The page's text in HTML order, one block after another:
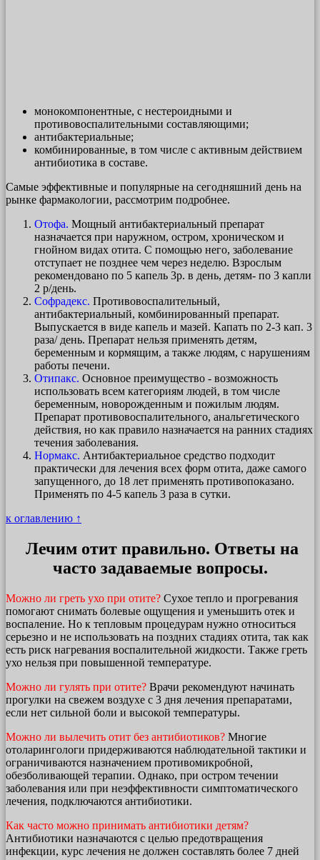
монокомпонентные, с нестероидными и
противовоспалительными составляющими;
антибактериальные;
комбинированные, в том числе с активным действием
антибиотика в составе.
Самые эффективные и популярные на сегодняшний день на
рынке фармакологии, рассмотрим подробнее.
Отофа. Мощный антибактериальный препарат
назначается при наружном, остром, хроническом и
гнойном видах отита. С помощью него, заболевание
отступает не позднее чем через неделю. Взрослым
рекомендовано по 5 капель 3р. в день, детям- по 3 капли
2 р/день.
Софрадекс. Противовоспалительный,
антибактериальный, комбинированный препарат.
Выпускается в виде капель и мазей. Капать по 2-3 кап. 3
раза/ день. Препарат нельзя применять детям,
беременным и кормящим, а также людям, с нарушениям
работы печени.
Отипакс. Основное преимущество - возможность
использовать всем категориям людей, в том числе
беременным, новорожденным и пожилым людям.
Препарат противовоспалительного, анальгетического
действия, но как правило назначается на ранних стадиях
течения заболевания.
Нормакс. Антибактериальное средство подходит
практически для лечения всех форм отита, даже самого
запущенного, до 18 лет применять противопоказано.
Применять по 4-5 капель 3 раза в сутки.
к оглавлению ↑
Лечим отит правильно. Ответы на
часто задаваемые вопросы.
Можно ли греть ухо при отите? Сухое тепло и прогревания
помогают снимать болевые ощущения и уменьшить отек и
воспаление. Но к тепловым процедурам нужно относиться
серьезно и не использовать на поздних стадиях отита, так как
есть риск нагревания воспалительной жидкости. Также греть
ухо нельзя при повышенной температуре.
Можно ли гулять при отите? Врачи рекомендуют начинать
прогулки на свежем воздухе с 3 дня лечения препаратами,
если нет сильной боли и высокой температуры.
Можно ли вылечить отит без антибиотиков? Многие
отоларингологи придерживаются наблюдательной тактики и
ограничиваются назначением противомикробной,
обезболивающей терапии. Однако, при остром течении
заболевания или при неэффективности симптоматического
лечения, подключаются антибиотики.
Как часто можно принимать антибиотики детям?
Антибиотики назначаются с целью предотвращения
инфекции, курс лечения не должен составлять более 7 дней